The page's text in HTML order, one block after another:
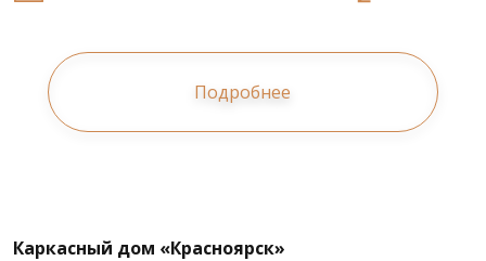
Подробнее
Каркасный дом «Красноярск»